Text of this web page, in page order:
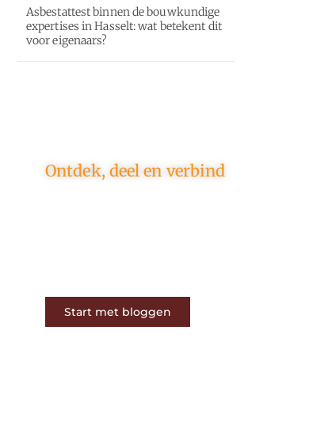
Asbestattest binnen de bouwkundige
expertises in Hasselt: wat betekent dit
voor eigenaars?
Ontdek, deel en verbind
Start met bloggen